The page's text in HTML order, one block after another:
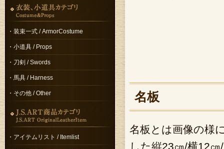
名板
名板とは画像の様
した縦23㎝/横12
・装束一式 / ArmorCostume
・小道具 / Props
・刀剣 / Swords
・馬具 / Harness
・その他 / Other
・アイテムリスト / Itemlist